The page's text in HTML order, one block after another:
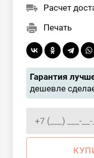
Расчет
Печать
Гарантия
дешевле